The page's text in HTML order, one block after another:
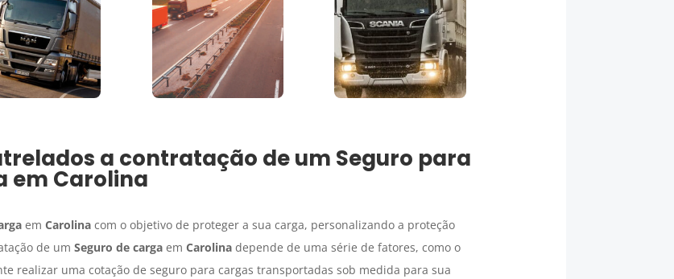
a contratação de um Seguro para
em Carolina
em Carolinacom o objetivo de proteger a sua carga, personalizando a proteção
de um Seguro de cargaem Carolinadepende de uma série de fatores, como o
realizar uma cotação de seguro para cargas transportadas sob medida para sua